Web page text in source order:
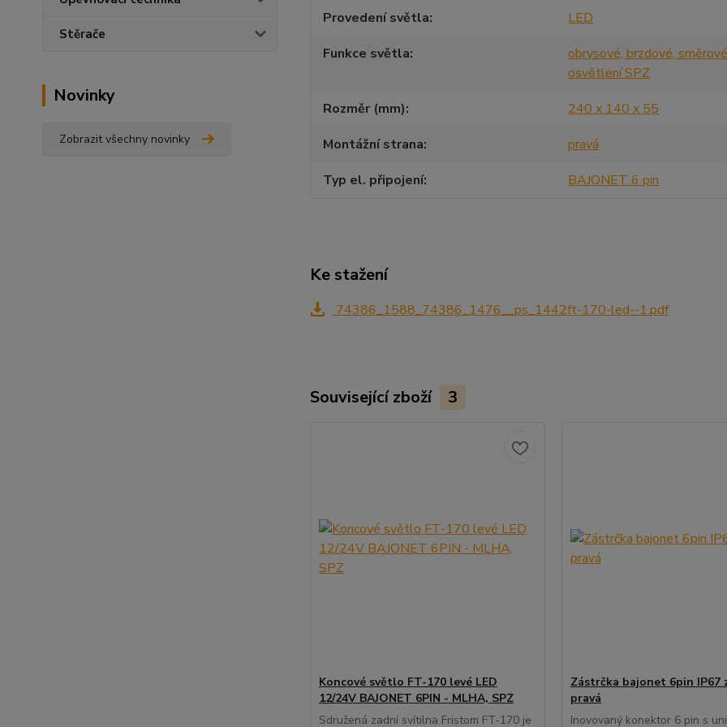
Stěrače
Novinky
Zobrazit všechny novinky
Provedení světla
LED
Funkce světla
obrysové, brzdové,
osvětlení SPZ
Rozměr (mm)
240 x 140 x 55
Montážní strana
pravá
Typ el. připojení
BAJONET 6 pin
Ke stažení
74386_1588_74386_1476__ps_1442ft-170-led--1.pdf
Související zboží 3
Koncové světlo FT-170 levé LED
12/24V BAJONET 6PIN - MLHA, SPZ
Sdružená zadní svítilna Fristom FT-170 je
Zástrčka bajonet 6pin IP67
pravá
Inovovaný konektor 6 pin s